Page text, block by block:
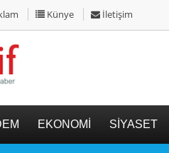
Künye İletişim
EKONOMİ SİYASET